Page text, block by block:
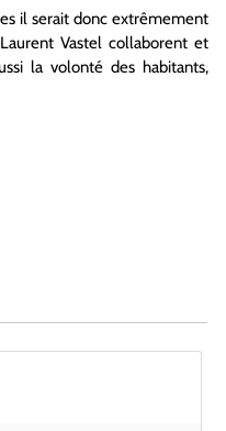
il serait donc extrêmement
Vastel collaborent et
la volonté des habitants,